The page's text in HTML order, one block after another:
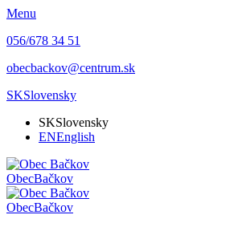
Menu
056/678 34 51
obecbackov@centrum.sk
SKSlovensky
SKSlovensky
ENEnglish
ObecBačkov
ObecBačkov